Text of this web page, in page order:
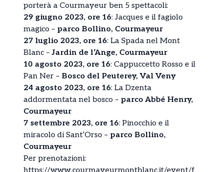
porterà a Courmayeur ben 5 spettacoli:
29 giugno 2023, ore 16: Jacques e il fagiolo
magico – parco Bollino, Courmayeur
27 luglio 2023, ore 16: La Spada nel Mont
Blanc –Jardin de l’Ange, Courmayeur
10 agosto 2023, ore 16: Cappuccetto Rosso e il
Pan Ner – Bosco del Peuterey, Val Veny
24 agosto 2023, ore 16: La Dzenta
addormentata nel bosco – parco Abbé Henry,
Courmayeur
7 settembre 2023, ore 16: Pinocchio e il
miracolo di Sant’Orso – parco Bollino,
Courmayeur
Per prenotazioni:
https://www.courmayeurmontblanc.it/event/f